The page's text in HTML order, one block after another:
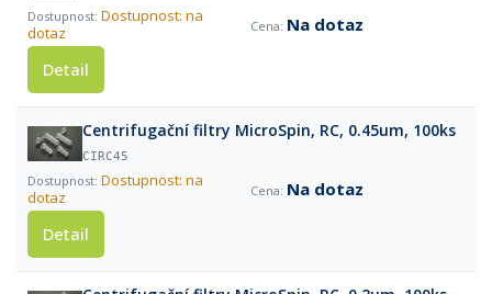
Dostupnost: na
dotaz
Na dotaz
Detail
Centrifugační filtry MicroSpin, RC, 0.45um, 100ks
CIRC45
Dostupnost: na
dotaz
Na dotaz
Detail